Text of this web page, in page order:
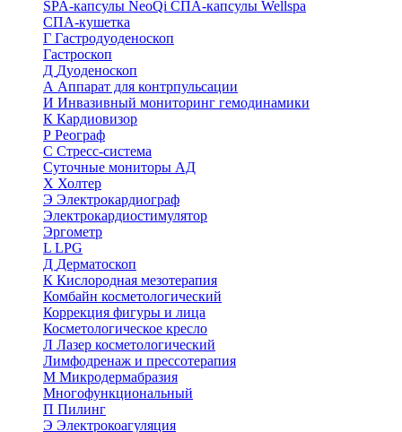
SPA-капсулы NeoQi СПА-капсулы Wellspa
СПА-кушетка
Г Гастродуоденоскоп
Гастроскоп
Д Дуоденоскоп
А Аппарат для контрпульсации
И Инвазивный мониторинг гемодинамики
К Кардиовизор
Р Реограф
С Стресс-система
Суточные мониторы АД
Х Холтер
Э Электрокардиограф
Электрокардиостимулятор
Эргометр
L LPG
Д Дерматоскоп
К Кислородная мезотерапия
Комбайн косметологический
Коррекция фигуры и лица
Косметологическое кресло
Л Лазер косметологический
Лимфодренаж и прессотерапия
М Микродермабразия
Многофункциональный
П Пилинг
Э Электрокоагуляция